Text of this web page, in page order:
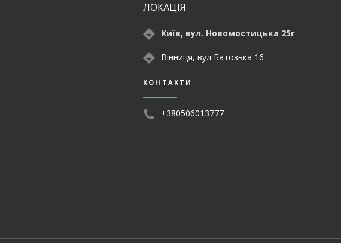
ЛОКАЦІЯ
Київ, вул. Новомостицька 25г
Вінниця, вул Батозька 16
КОНТАКТИ
+380506013777